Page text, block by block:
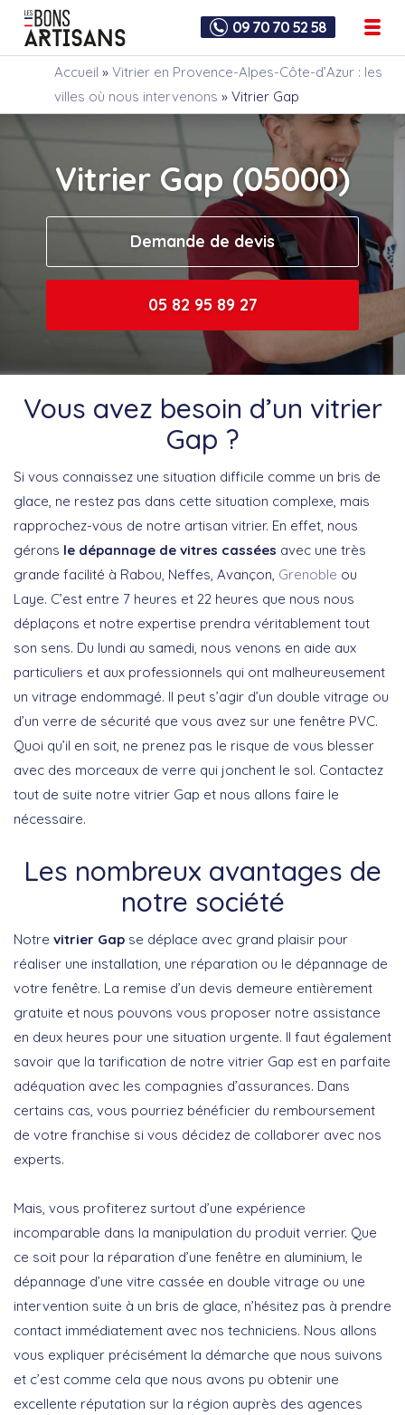
09 70 70 52 58
Accueil » Vitrier en Provence-Alpes-Côte-d’Azur : les
villes où nous intervenons » Vitrier Gap
Vitrier Gap (05000)
Demande de devis
05 82 95 89 27
Vous avez besoin d’un vitrier
Gap ?
Si vous connaissez une situation difficile comme un bris de
glace, ne restez pas dans cette situation complexe, mais
rapprochez-vous de notre artisan vitrier. En effet, nous
gérons le dépannage de vitres cassées avec une très
grande facilité à Rabou, Neffes, Avançon, Grenoble ou
Laye. C’est entre 7 heures et 22 heures que nous nous
déplaçons et notre expertise prendra véritablement tout
son sens. Du lundi au samedi, nous venons en aide aux
particuliers et aux professionnels qui ont malheureusement
un vitrage endommagé. Il peut s’agir d’un double vitrage ou
d’un verre de sécurité que vous avez sur une fenêtre PVC.
Quoi qu’il en soit, ne prenez pas le risque de vous blesser
avec des morceaux de verre qui jonchent le sol. Contactez
tout de suite notre vitrier Gap et nous allons faire le
nécessaire.
Les nombreux avantages de
notre société
Notre vitrier Gap se déplace avec grand plaisir pour
réaliser une installation, une réparation ou le dépannage de
votre fenêtre. La remise d’un devis demeure entièrement
gratuite et nous pouvons vous proposer notre assistance
en deux heures pour une situation urgente. Il faut également
savoir que la tarification de notre vitrier Gap est en parfaite
adéquation avec les compagnies d’assurances. Dans
certains cas, vous pourriez bénéficier du remboursement
de votre franchise si vous décidez de collaborer avec nos
experts.
Mais, vous profiterez surtout d’une expérience
incomparable dans la manipulation du produit verrier. Que
ce soit pour la réparation d’une fenêtre en aluminium, le
dépannage d’une vitre cassée en double vitrage ou une
intervention suite à un bris de glace, n’hésitez pas à prendre
contact immédiatement avec nos techniciens. Nous allons
vous expliquer précisément la démarche que nous suivons
et c’est comme cela que nous avons pu obtenir une
excellente réputation sur la région auprès des agences